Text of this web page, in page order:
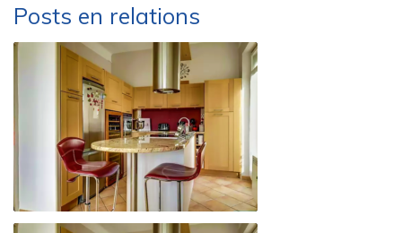
Posts en relations